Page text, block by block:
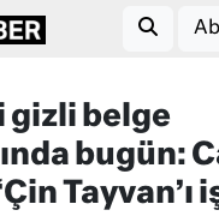
gizli belge
bugün:
Tayvan’ı